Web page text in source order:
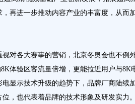
再进一步推动内容产业的丰富度，从而
对各大赛事的营销，北京冬奥会也不例
体验区客流量倍增，更能拉近用户与8K
显示技术升级的趋势下，品牌厂商陆续
，也代表着品牌的技术形象及研发实力。